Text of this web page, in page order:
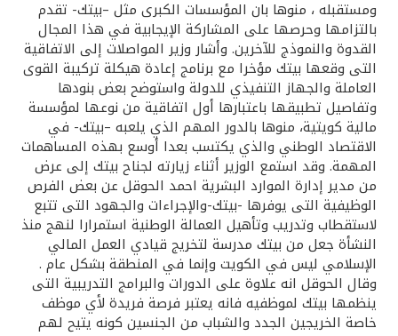
مواقع الفروع وأجهزة الصرف الآلي
ألمانيا
ماليزيا
تركيا
مصر
المملكة المتحدة
ومستقبله ، منوها بان المؤسسات الكبرى مثل –بيتك- تقدم
بالتزامها وحرصها على المشاركة الإيجابية في هذا المجال
القدوة والنموذج للآخرين. وأشار وزير المواصلات إلى الاتفاقية
التى وقعها بيتك مؤخرا مع برنامج إعادة هيكلة تركيبة القوى
العاملة والجهاز التنفيذي للدولة واستوضح بعض بنودها
وتفاصيل تطبيقها باعتبارها أول اتفاقية من نوعها لمؤسسة
مالية كويتية، منوها بالدور المهم الذي يلعبه –بيتك- في
الاقتصاد الوطني والذي يكتسب بعدا أوسع بهذه المساهمات
المهمة. وقد استمع الوزير أثناء زيارته لجناح بيتك إلى عرض
من مدير إدارة الموارد البشرية احمد الحوقل عن بعض الفرص
الوظيفية التى يوفرها -بيتك-والإجراءات والجهود التى تتبع
لاستقطاب وتدريب وتأهيل العمالة الوطنية استمرارا لنهج منذ
النشأة جعل من بيتك مدرسة لتخريج قيادي العمل المالي
الإسلامي ليس في الكويت وإنما في المنطقة بشكل عام .
وقال الحوقل انه علاوة على الدورات والبرامج التدريبية التى
ينظمها بيتك لموظفيه فانه يعتبر فرصة فريدة لأي موظف
خاصة الخريجين الجدد والشباب من الجنسين كونه يتيح لهم